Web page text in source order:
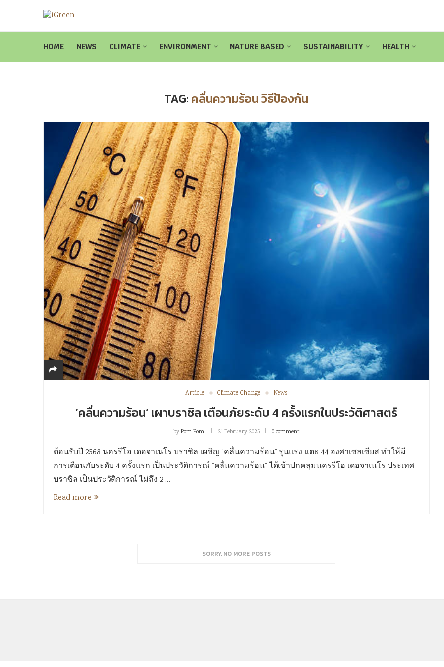
HOME NEWS CLIMATE ENVIRONMENT NATURE BASED SUSTAINABILITY HEALTH
TAG: คลื่นความร้อน วิธีป้องกัน
Article Climate Change News
‘คลื่นความร้อน’ เผาบราซิล เตือนภัยระดับ 4 ครั้งแรกในประวัติศาสตร์
byPom Pom 21 February 2025 0 comment
ต้อนรับปี 2568 นครรีโอ เดอจาเนโร บราซิล เผชิญ “คลื่นความร้อน” รุนแรง แตะ 44 องศาเซลเซียส ทำให้มี
การเตือนภัยระดับ 4 ครั้งแรก เป็นประวัติการณ์ “คลื่นความร้อน” ได้เข้าปกคลุมนครรีโอ เดอจาเนโร ประเทศ
บราซิล เป็นประวัติการณ์ ไม่ถึง 2 …
Read more
SORRY, NO MORE POSTS